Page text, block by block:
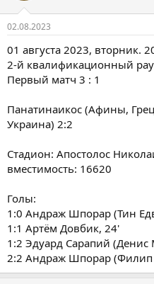
02.08.2023
01 августа 2023, вторник.
2-й квалификационный
Первый матч 3 : 1
Панатинаикос (Афины,
Украина) 2:2
Стадион: Апостолос
вместимость: 16620
Голы:
1:0 Андраж Шпорар (Тин
1:1 Артём Довбик, 24'
1:2 Эдуард Сарапий
2:2 Андраж Шпорар